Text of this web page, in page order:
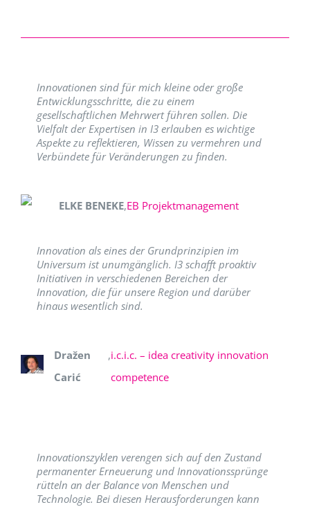
Innovationen sind für mich kleine oder große
Entwicklungsschritte, die zu einem
gesellschaftlichen Mehrwert führen sollen. Die
Vielfalt der Expertisen in I3 erlauben es wichtige
Aspekte zu reflektieren, Wissen zu vermehren und
Verbündete für Veränderungen zu finden.
ELKE BENEKE,EB Projektmanagement
Innovation als eines der Grundprinzipien im
Universum ist unumgänglich. I3 schafft proaktiv
Initiativen in verschiedenen Bereichen der
Innovation, die für unsere Region und darüber
hinaus wesentlich sind.
Dražen
Carić
,i.c.i.c. – idea creativity innovation
competence
Innovationszyklen verengen sich auf den Zustand
permanenter Erneuerung und Innovationssprünge
rütteln an der Balance von Menschen und
Technologie. Bei diesen Herausforderungen kann